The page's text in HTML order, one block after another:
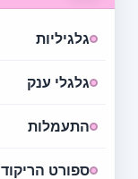
גלגיליות
גלגלי ענק
התעמלות
ספורט הריקוד